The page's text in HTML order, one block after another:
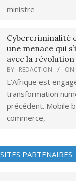
ministre
Cybercriminalité
une menace qui
avec la
BY: REDACTION ON:
L’Afrique est
transformation
précédent. Mobile
commerce,
SITES PARTENAIRES